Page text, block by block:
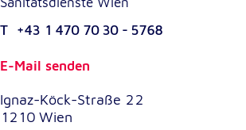
T +43 1 470 70 30 - 5768
E-Mail senden
Ignaz-Köck-Straße 22
1210 Wien
Cookie Laufzeit:
Name: